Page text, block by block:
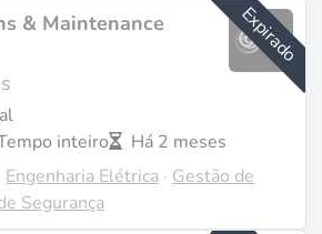
Expirado
& Maintenance
inteiro
Há 2 meses
Engenharia Elétrica · Gestão de
Segurança